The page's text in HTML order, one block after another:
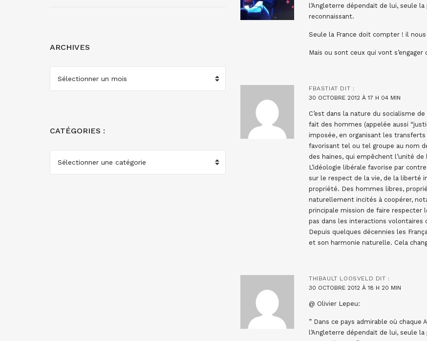
l’Angleterre dépendait de lui, seule
reconnaissant.
Seule la France doit compter ! il
Mais ou sont ceux qui vont
FBASTIAT DIT :
30 OCTOBRE 2012 À 17 H 04 MIN
C’est dans la nature du socialisme
fait des hommes (appelée aussi
imposée, en organisant les
favorisant tel ou tel groupe au nom
des haines, qui empêchent l’unité de
L’idéologie libérale favorise par
sur le respect de la vie, de la liberté
propriété. Des hommes libres,
naturellement incités à coopérer,
principale mission de faire respecter
pas dans les interactions volontaires
Depuis quelques décennies les
et son harmonie naturelle. Cela
THIBAULT LOOSVELD DIT :
30 OCTOBRE 2012 À 18 H 20 MIN
@ Olivier Lepeu:
” Dans ce pays admirable où chaque
l’Angleterre dépendait de lui, seule
ARCHIVES
ARCHIVES
CATÉGORIES :
CATÉGORIES